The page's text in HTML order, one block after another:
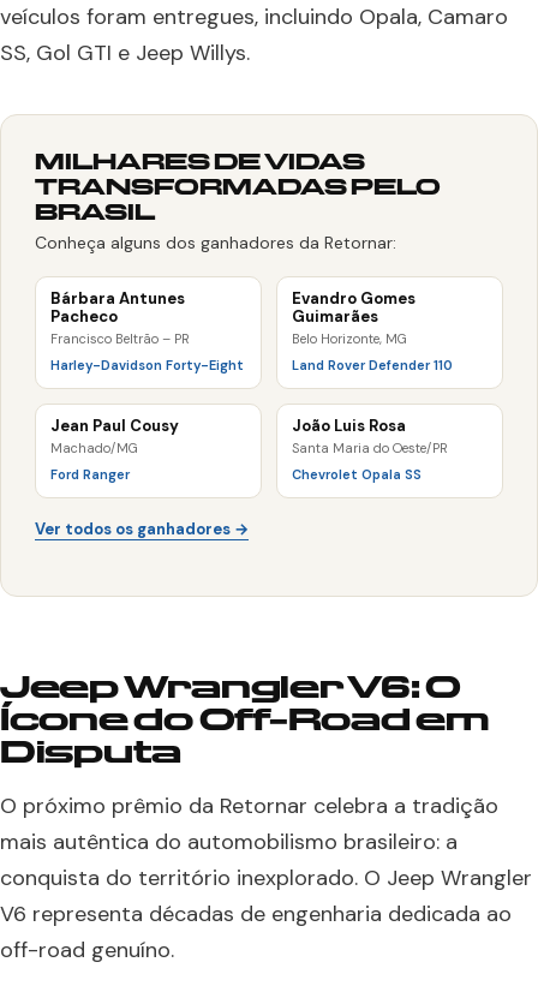
veículos foram entregues, incluindo Opala, Camaro
SS, Gol GTI e Jeep Willys.
MILHARES DE VIDAS
TRANSFORMADAS PELO
BRASIL
Conheça alguns dos ganhadores da Retornar:
Bárbara Antunes
Pacheco
Francisco Beltrão – PR
Harley-Davidson Forty-Eight
Evandro Gomes
Guimarães
Belo Horizonte, MG
Land Rover Defender 110
Jean Paul Cousy
Machado/MG
Ford Ranger
João Luis Rosa
Santa Maria do Oeste/PR
Chevrolet Opala SS
Ver todos os ganhadores →
Jeep Wrangler V6: O
Ícone do Off-Road em
Disputa
O próximo prêmio da Retornar celebra a tradição
mais autêntica do automobilismo brasileiro: a
conquista do território inexplorado. O Jeep Wrangler
V6 representa décadas de engenharia dedicada ao
off-road genuíno.